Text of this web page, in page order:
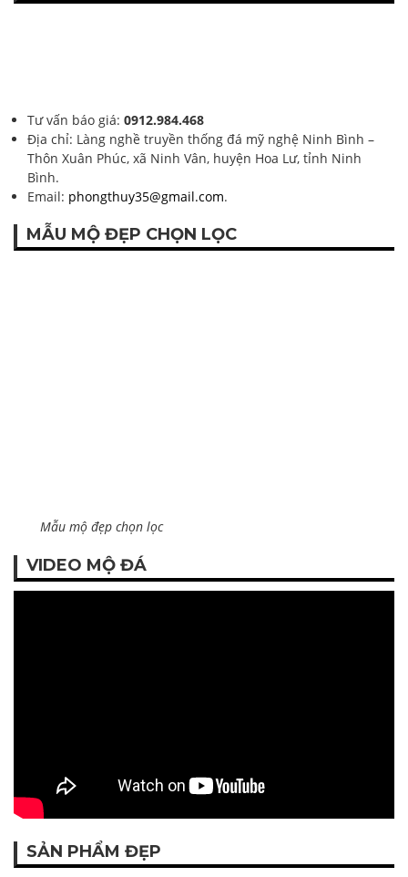
Tư vấn báo giá: 0912.984.468
Địa chỉ: Làng nghề truyền thống đá mỹ nghệ Ninh Bình –
Thôn Xuân Phúc, xã Ninh Vân, huyện Hoa Lư, tỉnh Ninh
Bình.
Email: phongthuy35@gmail.com.
MẪU MỘ ĐẸP CHỌN LỌC
Mẫu mộ đẹp chọn lọc
VIDEO MỘ ĐÁ
SẢN PHẨM ĐẸP